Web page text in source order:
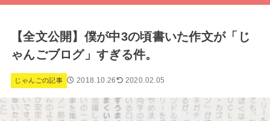
【全文公開】僕が中3の頃書いた作文が「じ
ゃんごブログ」すぎる件。
じゃんごの記事 2018.10.26 2020.02.05